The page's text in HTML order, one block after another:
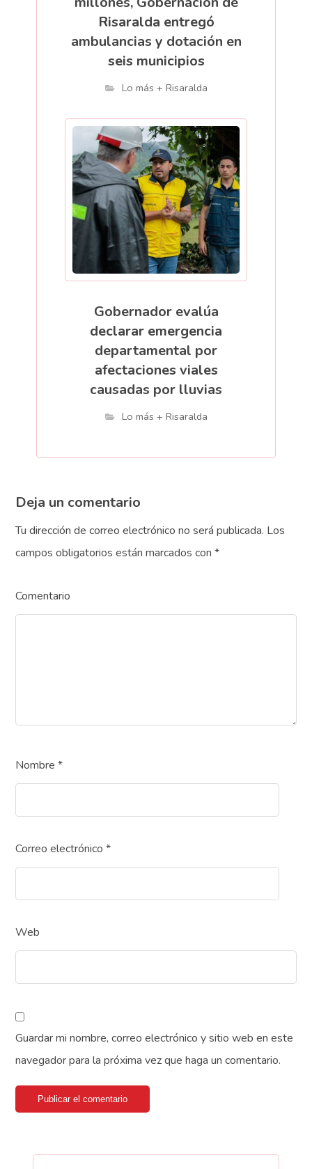
Risaralda entregó
ambulancias y dotación en
seis municipios
Lo más + Risaralda
Gobernador evalúa
declarar emergencia
departamental por
afectaciones viales
causadas por lluvias
Lo más + Risaralda
Deja un comentario
Tu dirección de correo electrónico no será publicada. Los
campos obligatorios están marcados con*
Comentario
Nombre*
Correo electrónico*
Web
Guardar mi nombre, correo electrónico y sitio web en este
navegador para la próxima vez que haga un comentario.
Publicar el comentario